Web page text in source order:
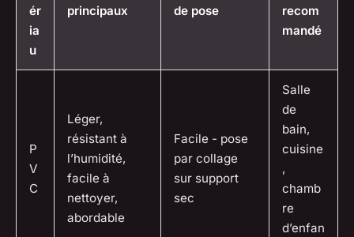
ér
ia
u
principaux
de pose
recom
mandé
P
V
C
Léger,
résistant à
l’humidité,
facile à
nettoyer,
abordable
Facile - pose
par collage
sur support
sec
Salle
de
bain,
cuisine
,
chamb
re
d’enfan